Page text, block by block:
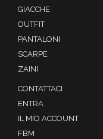
GIACCHE
OUTFIT
PANTALONI
SCARPE
ZAINI
CONTATTACI
ENTRA
IL MIO ACCOUNT
FBM